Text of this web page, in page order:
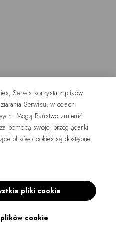
Serwis korzysta z plików
Serwisu, w celach
Mogą Państwo zmienić
pomocą swojej przeglądarki
plików cookies są dostępne:
cookie
pliki cookie